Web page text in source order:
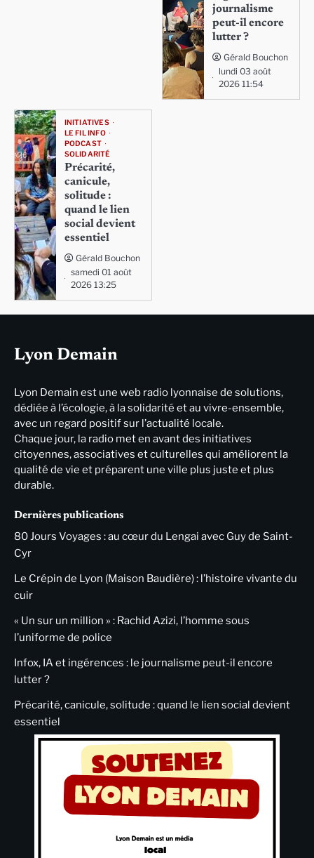
journalisme
peut-il encore
lutter ?
Gérald Bouchon
lundi 03 août
2026 11:54
INITIATIVES
LE FIL INFO
PODCAST
SOLIDARITÉ
Précarité,
canicule,
solitude :
quand le lien
social devient
essentiel
Gérald Bouchon
samedi 01 août
2026 13:25
Lyon Demain
Lyon Demain est une web radio lyonnaise de solutions,
dédiée à l’écologie, à la solidarité et au vivre-ensemble,
avec un regard positif sur l’actualité locale.
Chaque jour, la radio met en avant des initiatives
citoyennes, associatives et culturelles qui améliorent la
qualité de vie et préparent une ville plus juste et plus
durable.
Dernières publications
80 Jours Voyages : au cœur du Lengai avec Guy de Saint-
Cyr
Le Crépin de Lyon (Maison Baudière) : l’histoire vivante du
cuir
« Un sur un million » : Rachid Azizi, l’homme sous
l’uniforme de police
Infox, IA et ingérences : le journalisme peut-il encore
lutter ?
Précarité, canicule, solitude : quand le lien social devient
essentiel